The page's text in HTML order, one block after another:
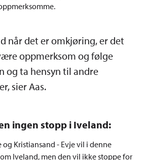
når det er omkjøring, er det
oppmerksom og følge
og ta hensyn til andre
sier Aas.
ingen stopp i Iveland:
og Kristiansand - Evje vil i denne
Iveland, men den vil ikke stoppe for